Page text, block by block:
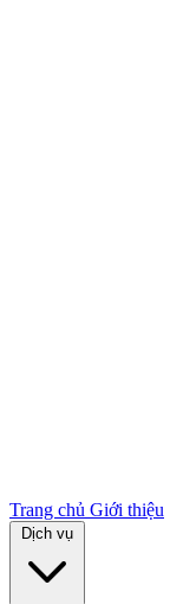
Trang chủ Giới thiệu